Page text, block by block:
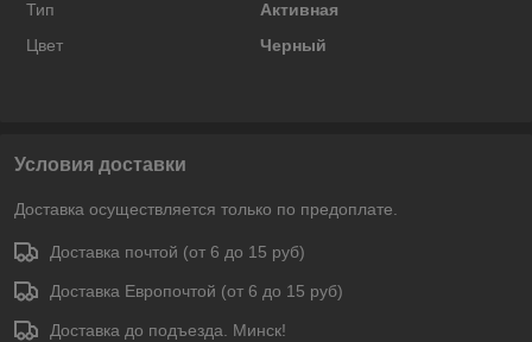
Тип
Активная
Цвет
Черный
Условия доставки
Доставка осуществляется только по предоплате.
Доставка почтой (от 6 до 15 руб)
Доставка Европочтой (от 6 до 15 руб)
Доставка до подъезда. Минск!